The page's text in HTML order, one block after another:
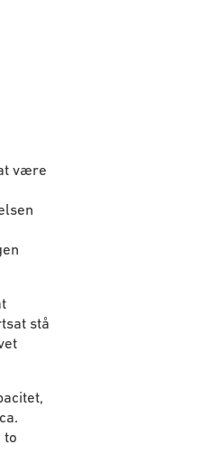
være
stå
to